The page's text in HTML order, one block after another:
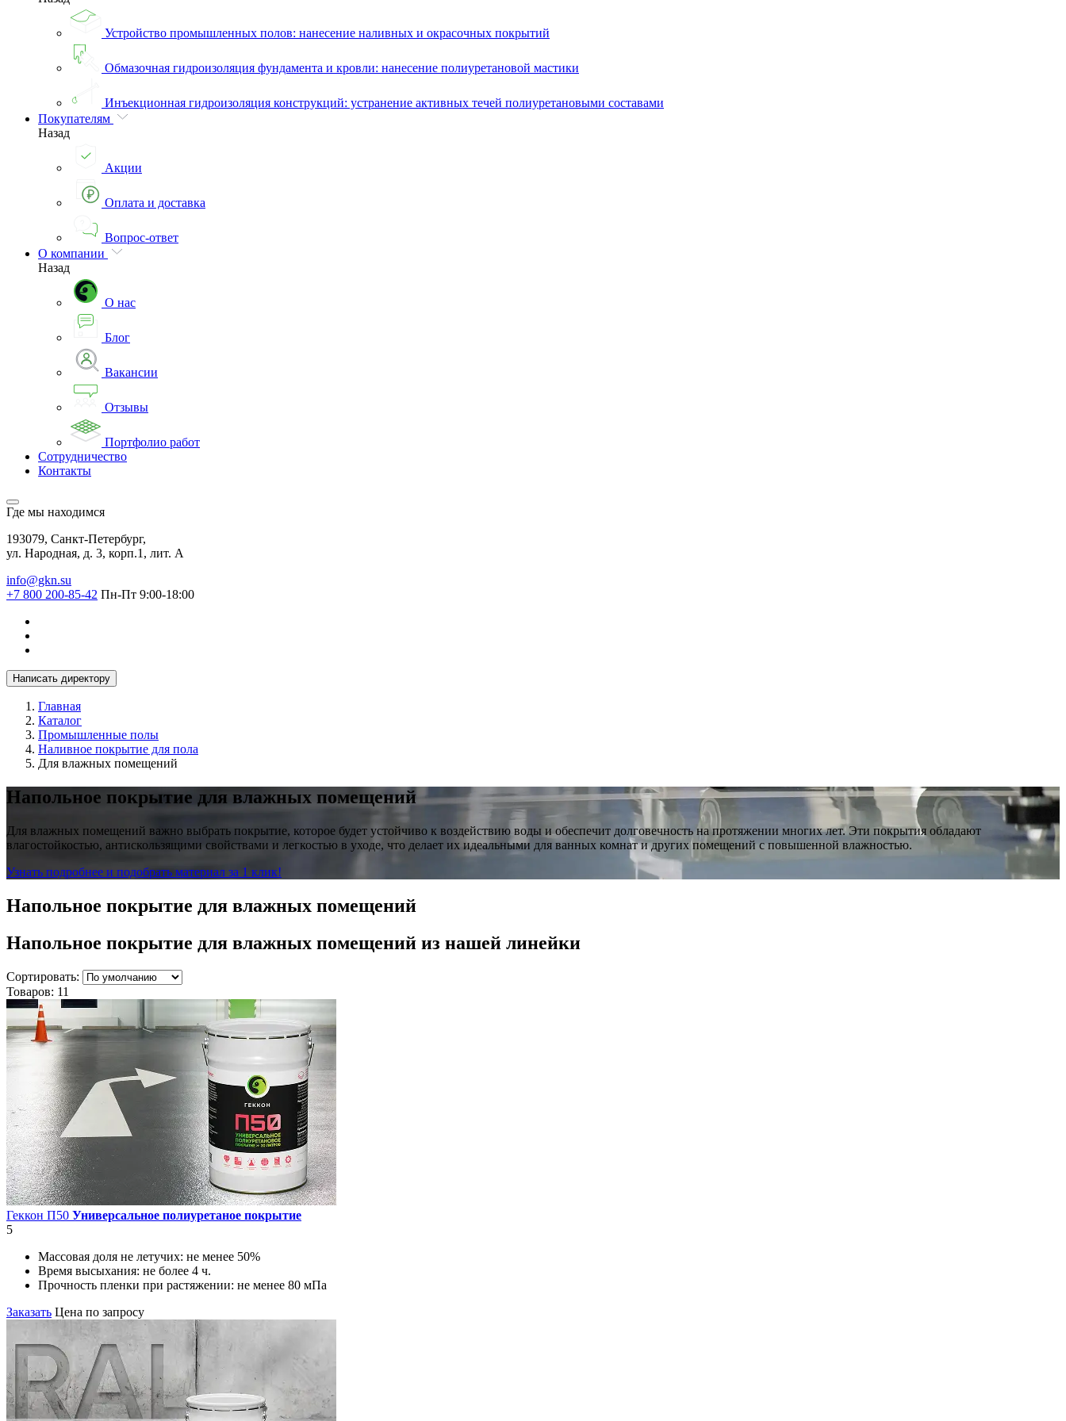
Устройство промышленных полов: нанесение наливных и окрасочных покрытий
Обмазочная гидроизоляция фундамента и кровли: нанесение полиуретановой мастики
Инъекционная гидроизоляция конструкций: устранение активных течей полиуретановыми составами
Покупателям
Назад
Акции
Оплата и доставка
Вопрос-ответ
О компании
Назад
О нас
Блог
Вакансии
Отзывы
Портфолио работ
Сотрудничество
Контакты
Где мы находимся
193079, Санкт-Петербург,
ул. Народная, д. 3, корп.1, лит. А
info@gkn.su
+7 800 200-85-42 Пн-Пт 9:00-18:00
Написать директору
Главная
Каталог
Промышленные полы
Наливное покрытие для пола
Для влажных помещений
Напольное покрытие для влажных помещений
Для влажных помещений важно выбрать покрытие, которое будет устойчиво к воздействию воды и обеспечит долговечность на протяжении многих лет. Эти покрытия обладают
влагостойкостью, антискользящими свойствами и легкостью в уходе, что делает их идеальными для ванных комнат и других помещений с повышенной влажностью.
Узнать подробнее и подобрать материал за 1 клик!
Напольное покрытие для влажных помещений
Напольное покрытие для влажных помещений из нашей линейки
Сортировать:
Товаров: 11
Геккон П50 Универсальное полиуретаное покрытие
5
Массовая доля не летучих: не менее 50%
Время высыхания: не более 4 ч.
Прочность пленки при растяжении: не менее 80 мПа
Заказать Цена по запросу